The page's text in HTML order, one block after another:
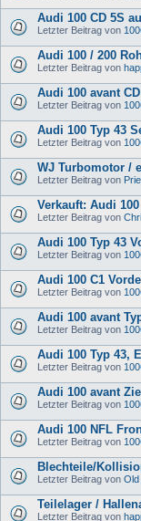
Audi 100 CD 5S
Letzter Beitrag von
Audi 100 / 200
Letzter Beitrag von
Audi 100 avant
Letzter Beitrag von
Audi 100 Typ 43
Letzter Beitrag von
WJ Turbomotor /
Letzter Beitrag von
Verkauft: Audi
Letzter Beitrag von
Audi 100 Typ 43
Letzter Beitrag von
Audi 100 C1
Letzter Beitrag von
Audi 100 avant
Letzter Beitrag von
Audi 100 Typ 43,
Letzter Beitrag von
Audi 100 avant
Letzter Beitrag von
Audi 100 NFL
Letzter Beitrag von
Blechteile/
Letzter Beitrag von
Teilelager /
Letzter Beitrag von